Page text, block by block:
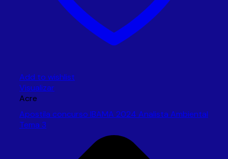
Add to wishlist
Visualizar
Acre
Apostila concurso IBAMA 2024 Analista Ambiental
Tema 3